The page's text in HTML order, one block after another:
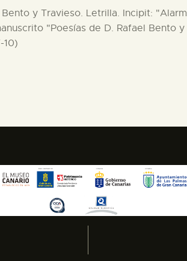
y Travieso. Letrilla. Incipit:
"Poesías de D. Rafael Bento
10)